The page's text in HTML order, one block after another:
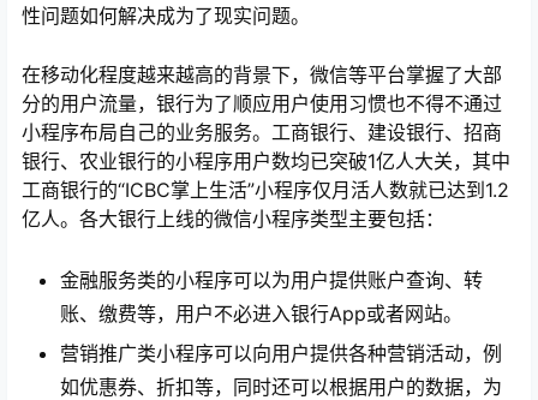
性问题如何解决成为了现实问题。
在移动化程度越来越高的背景下，微信等平台掌握了大部
分的用户流量，银行为了顺应用户使用习惯也不得不通过
小程序布局自己的业务服务。工商银行、建设银行、招商
银行、农业银行的小程序用户数均已突破1亿人大关，其中
工商银行的“ICBC掌上生活”小程序仅月活人数就已达到1.2
亿人。各大银行上线的微信小程序类型主要包括：
金融服务类的小程序可以为用户提供账户查询、转
账、缴费等，用户不必进入银行App或者网站。
营销推广类小程序可以向用户提供各种营销活动，例
如优惠券、折扣等，同时还可以根据用户的数据，为